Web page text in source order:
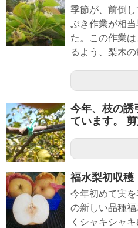
季節が、前倒
ぶき作業が相
た。この作業
るよう、梨木
今年、枝の誘
ています。 剪
福水梨初収穫
今年初めて実
の新しい品種
くシャキシャ